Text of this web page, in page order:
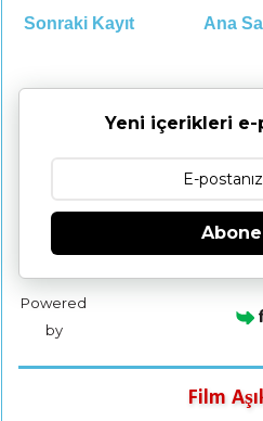
Sonraki Kayıt Ana
Yeni içerikleri e-
Abone
Powered
by
Film